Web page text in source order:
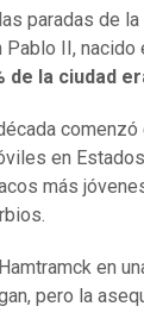
paradas de
II, nacido
de la ciudad
en
más
en
pero la